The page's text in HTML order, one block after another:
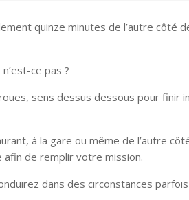
quinze minutes de l’autre côté
ce pas ?
sens dessus dessous pour finir
à la gare ou même de l’autre
de remplir votre mission.
dans des circonstances